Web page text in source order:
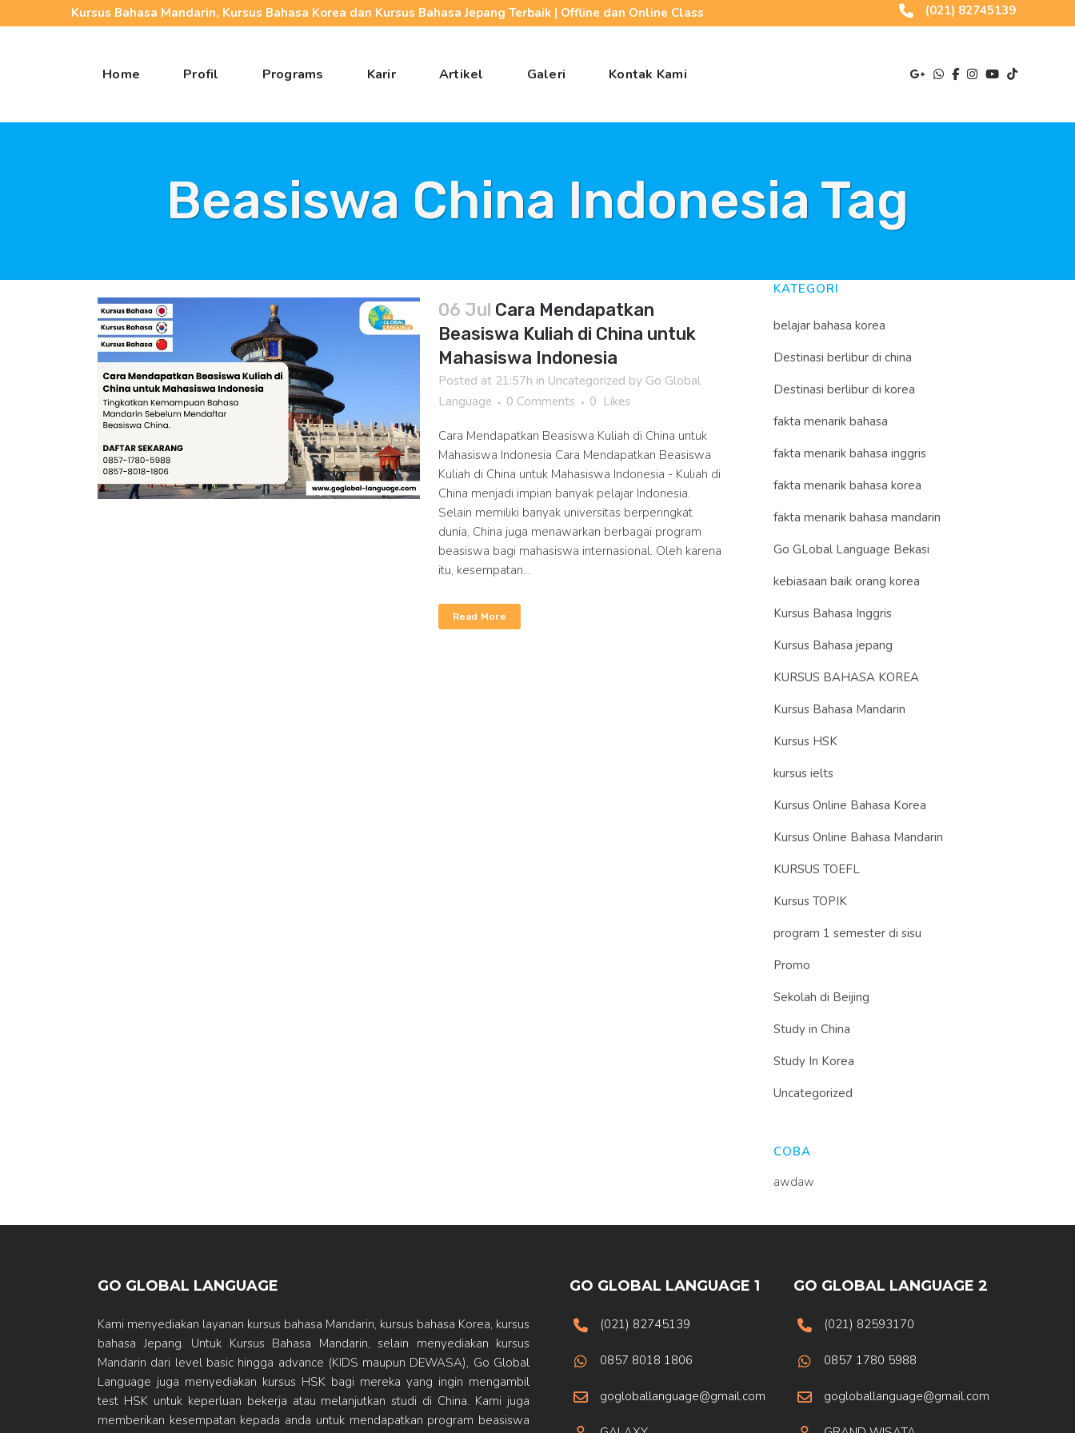
Kursus Bahasa Mandarin, Kursus Bahasa Korea dan Kursus Bahasa Jepang Terbaik | Offline dan Online Class (021) 82745139
Home Profil Programs Karir Artikel Galeri Kontak Kami
Beasiswa China Indonesia Tag
06 Jul Cara Mendapatkan
Beasiswa Kuliah di China untuk
Mahasiswa Indonesia
Posted at 21:57h in Uncategorized by Go Global
Language
0 Comments 0 Likes
Cara Mendapatkan Beasiswa Kuliah di China untuk
Mahasiswa Indonesia Cara Mendapatkan Beasiswa
Kuliah di China untuk Mahasiswa Indonesia - Kuliah di
China menjadi impian banyak pelajar Indonesia.
Selain memiliki banyak universitas berperingkat
dunia, China juga menawarkan berbagai program
beasiswa bagi mahasiswa internasional. Oleh karena
itu, kesempatan...
Read More
KATEGORI
belajar bahasa korea
Destinasi berlibur di china
Destinasi berlibur di korea
fakta menarik bahasa
fakta menarik bahasa inggris
fakta menarik bahasa korea
fakta menarik bahasa mandarin
Go GLobal Language Bekasi
kebiasaan baik orang korea
Kursus Bahasa Inggris
Kursus Bahasa jepang
KURSUS BAHASA KOREA
Kursus Bahasa Mandarin
Kursus HSK
kursus ielts
Kursus Online Bahasa Korea
Kursus Online Bahasa Mandarin
KURSUS TOEFL
Kursus TOPIK
program 1 semester di sisu
Promo
Sekolah di Beijing
Study in China
Study In Korea
Uncategorized
COBA
awdaw
GO GLOBAL LANGUAGE
Kami menyediakan layanan kursus bahasa Mandarin, kursus bahasa Korea, kursus
bahasa Jepang. Untuk Kursus Bahasa Mandarin, selain menyediakan kursus
Mandarin dari level basic hingga advance (KIDS maupun DEWASA), Go Global
Language juga menyediakan kursus HSK bagi mereka yang ingin mengambil
test HSK untuk keperluan bekerja atau melanjutkan studi di China. Kami juga
memberikan kesempatan kepada anda untuk mendapatkan program beasiswa
GO GLOBAL LANGUAGE 1
(021) 82745139
0857 8018 1806
gogloballanguage@gmail.com
GO GLOBAL LANGUAGE 2
(021) 82593170
0857 1780 5988
gogloballanguage@gmail.com